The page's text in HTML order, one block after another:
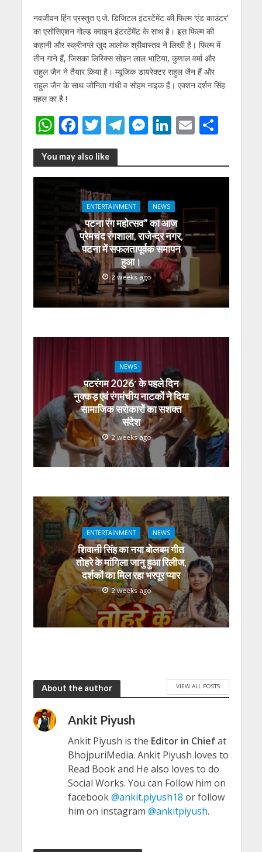
नवजीवन हिंग प्रस्‍तुत ए.जे. डिजिटल इंटरटेंमेंट की फिल्‍म ‘एंड काउंटर’
का एसोसिएशन गोल्‍ड क्‍वाइन इंटरटेंमेंट के साथ है। इस फिल्‍म की
कहानी और स्‍क्रीनप्‍ले खुद आलोक श्रीवास्‍तव ने लिखी है। फिल्‍म में
तीन गाने हैं, जिसका लिरिक्‍स सोहन लाल भाटिया, कुणाल वर्मा और
राहुल जैन ने तैयार किया है। म्‍यूजिक डायरेक्‍टर राहुल जैन हैं और
राहुल जैन के साथ जोनिता गांधी व सोहम नाइक हैं। एक्‍शन दर्शन सिंह
महल का है !
W
h
at
s
p
F
ac
e
b
o
o
k
T
w
itt
er
T
e
gr
a
m
M
ss
e
n
g
er
Li
k
e
dI
n
E
ai
l
S
ar
e
You may also like
ENTERTAINMENT NEWS
पटना रंग महोत्सव” का आज
प्रेमचंद रंगशाला, राजेन्द्र नगर,
पटना में सफलतापूर्वक समापन
हुआ।
2 weeks ago
NEWS
पटरंगम 2026′ के पहले दिन
नुक्कड़ एवं रंगमंचीय नाटकों ने दिया
सामाजिक सरोकारों का सशक्त
संदेश
2 weeks ago
ENTERTAINMENT NEWS
शिवानी सिंह का नया बोलबम गीत
तोहरे के मांगिला जानु हुआ रिलीज,
दर्शकों का मिल रहा भरपूर प्यार
2 weeks ago
About the author VIEW ALL POSTS
Ankit Piyush
Ankit Piyush is the Editor in Chiefat
BhojpuriMedia. Ankit Piyush loves to
Read Book and He also loves to do
Social Works. You can Follow him on
facebook@ankit.piyush18 or follow
him on instagram @ankitpiyush.